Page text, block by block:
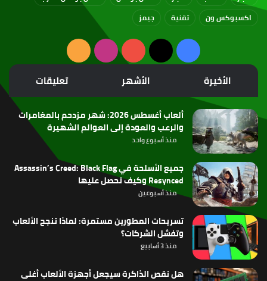
اكسبوكس ون
تقنية جيمز
فيسبوك
‫X
‫YouTubeانستقرامملخص
الموقع
RSS
الأخيرة الأشهر تعليقات
ألعاب أغسطس 2026: شهر مزدحم بالمغامرات
والرعب والعودة إلى العوالم الشهيرة
منذ أسبوع واحد
جميع الأسلحة في Assassin’s Creed: Black Flag
Resynced وكيف تحصل عليها
منذ أسبوعين
تسريحات المطورين مستمرة: لماذا تنجح الألعاب
وتفشل الشركات؟
منذ 3 أسابيع
هل نقص الذاكرة سيجعل أجهزة الألعاب أغلى